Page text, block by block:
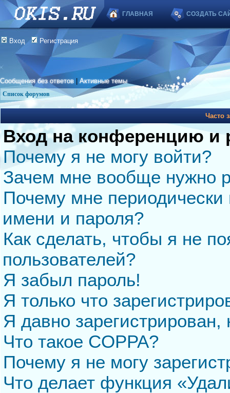
ГЛАВНАЯ СОЗДАТЬ
Вход Регистрация
Сообщения без ответов |Активные темы
Список форумов
Часто
Вход на конференцию и
Почему я не могу войти?
Зачем мне вообще нужно
Почему мне периодически
имени и пароля?
Как сделать, чтобы я не
пользователей?
Я забыл пароль!
Я только что
Я давно
Что такое COPPA?
Почему я не могу
Что делает функция